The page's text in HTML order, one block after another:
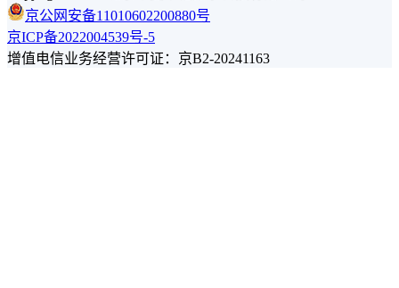
京公网安备11010602200880号
京ICP备2022004539号-5
增值电信业务经营许可证：京B2-20241163